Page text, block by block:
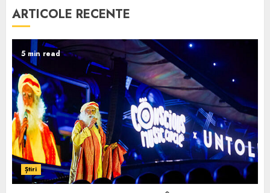
ARTICOLE RECENTE
5 min read
Știri